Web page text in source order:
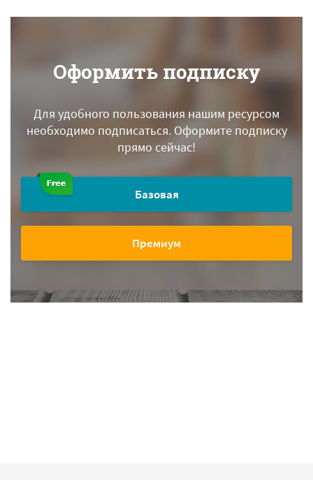
Оформить подписку
Для удобного пользования нашим ресурсом
необходимо подписаться.Оформите подписку
прямо сейчас!
Базовая
Премиум